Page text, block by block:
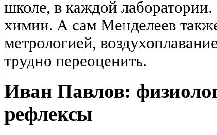
школе, в каждой
химии. А сам Менделеев
метрологией,
трудно переоценить.
Иван Павлов:
рефлексы